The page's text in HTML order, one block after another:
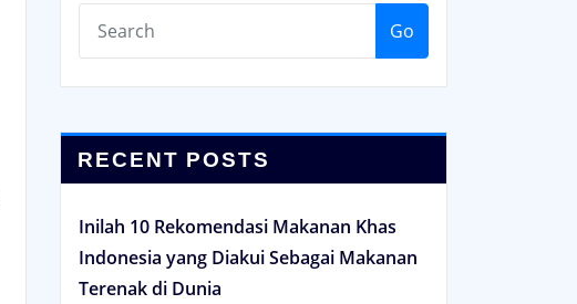
Go
RECENT POSTS
Inilah 10 Rekomendasi Makanan Khas
Indonesia yang Diakui Sebagai Makanan
Terenak di Dunia